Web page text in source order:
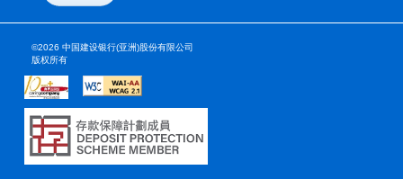
©2026 中国建设银行(亚洲)股份有限公司
版权所有